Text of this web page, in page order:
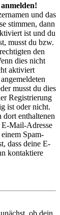
und das
stimmen, dann
ist und du
musst du bzw.
den
dies nicht
aktiviert
musst du dies
Registrierung
ist oder nicht.
enthaltenen
Mail-Adresse
Spam-
dass deine E-
kontaktiere
ob dein